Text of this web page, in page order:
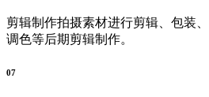
剪辑制作拍摄素材进行剪辑、包装、
调色等后期剪辑制作。
07